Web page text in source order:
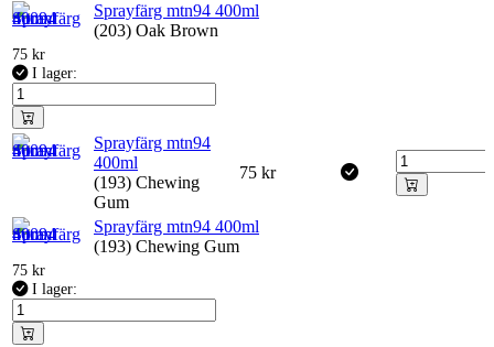
Sprayfärg mtn94 400ml
(203) Oak Brown
75 kr
I lager:
Sprayfärg mtn94
400ml
(193) Chewing
Gum
75 kr
Sprayfärg mtn94 400ml
(193) Chewing Gum
75 kr
I lager: